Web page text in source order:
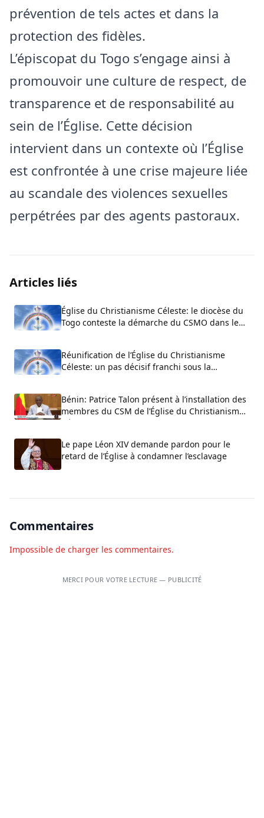
prévention de tels actes et dans la
protection des fidèles.
L’épiscopat du Togo s’engage ainsi à
promouvoir une culture de respect, de
transparence et de responsabilité au
sein de l’Église. Cette décision
intervient dans un contexte où l’Église
est confrontée à une crise majeure liée
au scandale des violences sexuelles
perpétrées par des agents pastoraux.
Articles liés
Église du Christianisme Céleste: le diocèse du
Togo conteste la démarche du CSMO dans le
Réunification de l’Église du Christianisme
Céleste: un pas décisif franchi sous la
Bénin: Patrice Talon présent à l’installation des
membres du CSM de l’Église du Christianisme
Céleste
Le pape Léon XIV demande pardon pour le
retard de l’Église à condamner l’esclavage
Commentaires
Impossible de charger les commentaires.
MERCI POUR VOTRE LECTURE — PUBLICITÉ